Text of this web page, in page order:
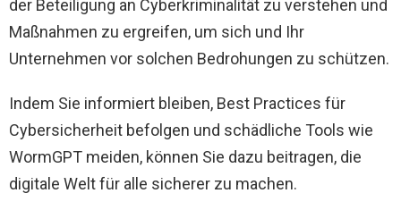
der Beteiligung an Cyberkriminalität zu verstehen und
Maßnahmen zu ergreifen, um sich und Ihr
Unternehmen vor solchen Bedrohungen zu schützen.
Indem Sie informiert bleiben, Best Practices für
Cybersicherheit befolgen und schädliche Tools wie
WormGPT meiden, können Sie dazu beitragen, die
digitale Welt für alle sicherer zu machen.